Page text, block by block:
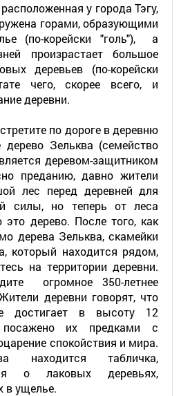
у города Тэгу,
горами, образующими
(по-корейски "голь"), а
произрастает большое
деревьев (по-корейски
чего, скорее всего, и
деревни.
по дороге в деревню
дерево Зельква (семейство
деревом-защитником
преданию, давно жители
лес перед деревней для
силы, но теперь от леса
это дерево. После того, как
дерева Зельква, скамейки
который находится рядом,
на территории деревни.
огромное 350-летнее
деревни говорят, что
достигает в высоту 12
их предками с
спокойствия и мира.
находится табличка,
о лаковых деревьях,
в ущелье.